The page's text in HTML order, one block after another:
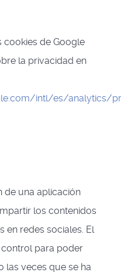
cookies de Google
la privacidad en
intl/es/analytics/
de una aplicación
los contenidos
en redes sociales. El
para poder
las veces que se ha